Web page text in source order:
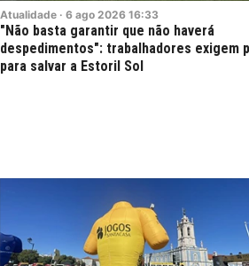
Atualidade · 6 ago 2026 16:33
"Não basta garantir que não haverá
despedimentos": trabalhadores exigem
para salvar a Estoril Sol